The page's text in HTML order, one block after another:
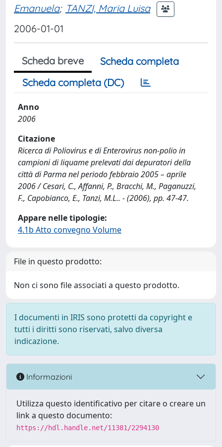
Emanuela; TANZI, Maria Luisa
2006-01-01
Scheda breve
Scheda completa
Scheda completa (DC)
Anno
2006
Citazione
Ricerca di Poliovirus e di Enterovirus non-polio in
campioni di liquame prelevati dai depuratori della
città di Parma nel periodo febbraio 2005 – aprile
2006 / Cesari, C., Affanni, P., Bracchi, M., Paganuzzi,
F., Capobianco, E., Tanzi, M.L.. - (2006), pp. 47-47.
Appare nelle tipologie:
4.1b Atto convegno Volume
File in questo prodotto:
Non ci sono file associati a questo prodotto.
I documenti in IRIS sono protetti da copyright e
tutti i diritti sono riservati, salvo diversa
indicazione.
Informazioni
Utilizza questo identificativo per citare o creare un
link a questo documento:
https://hdl.handle.net/11381/2294130